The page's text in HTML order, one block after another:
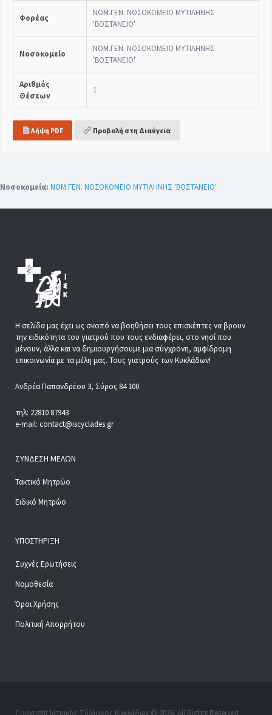
Φορέας
ΝΟΜ.ΓΕΝ. ΝΟΣΟΚΟΜΕΙΟ ΜΥΤΙΛΗΝΗΣ
'ΒΟΣΤΑΝΕΙΟ'
Νοσοκομείο
ΝΟΜ.ΓΕΝ. ΝΟΣΟΚΟΜΕΙΟ ΜΥΤΙΛΗΝΗΣ
'ΒΟΣΤΑΝΕΙΟ'
Αριθμός
Θέσεων
1
Λήψη PDF Προβολή στη Διαύγεια
Νοσοκομεία: ΝΟΜ.ΓΕΝ. ΝΟΣΟΚΟΜΕΙΟ ΜΥΤΙΛΗΝΗΣ 'ΒΟΣΤΑΝΕΙΟ'
Η σελίδα μας έχει ως σκοπό να βοηθήσει τους επισκέπτες να βρουν
την ειδικότητα του γιατρού που τους ενδιαφέρει, στο νησί που
μένουν, άλλα και να δημιουργήσουμε μια σύγχρονη, αμφίδρομη
επικοινωνία με τα μέλη μας. Τους γιατρούς των Κυκλάδων!
Ανδρέα Παπανδρέου 3, Σύρος 84 100
τηλ: 22810 87943
e-mail: contact@iscyclades.gr
ΣΎΝΔΕΣΗ ΜΕΛΏΝ
Τακτικό Μητρώο
Ειδικό Μητρώο
ΥΠΟΣΤΉΡΙΞΗ
Συχνές Ερωτήσεις
Νομοθεσία
Όροι Χρήσης
Πολιτική Απορρήτου
Copyright Ιατρικός Σύλλογος Κυκλάδων © 2026. All Rights Reserved